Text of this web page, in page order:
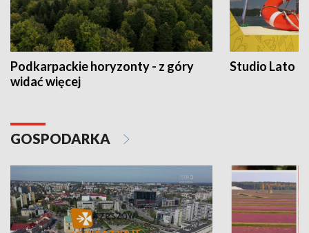
Podkarpackie horyzonty - z góry
widać więcej
Studio Lato
GOSPODARKA